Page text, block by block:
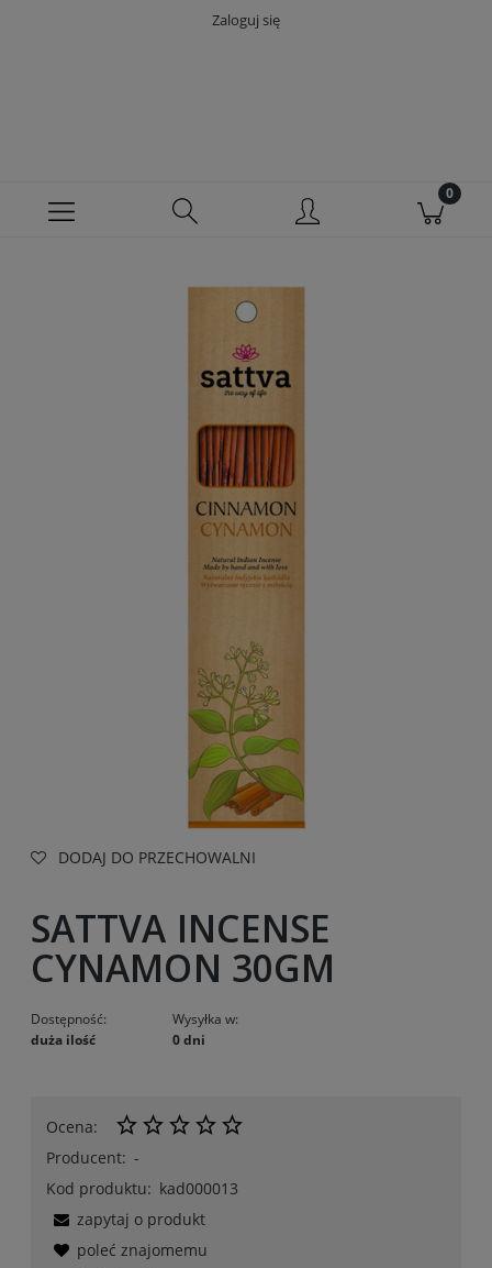
Zaloguj się
DODAJ DO PRZECHOWALNI
SATTVA INCENSE
CYNAMON 30GM
Dostępność:
duża ilość
Wysyłka w:
0 dni
Ocena:
Producent: -
Kod produktu: kad000013
zapytaj o produkt
poleć znajomemu